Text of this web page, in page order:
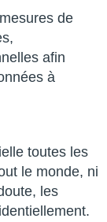
de
afin
à
toutes les
le monde, ni
les